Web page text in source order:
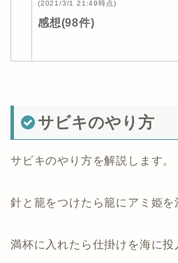
(2021/3/1 21:49時点)
感想(98件)
サビキのやり方
サビキのやり方を解説します。
針と籠をつけたら籠にアミ姫を
満杯に入れたら仕掛けを海に投